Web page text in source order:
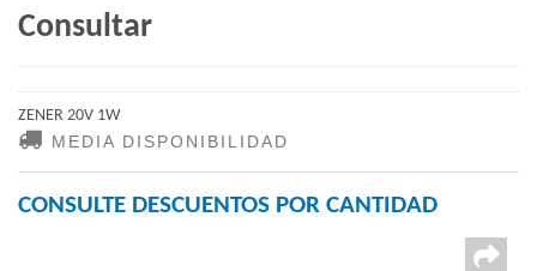
Consultar
ZENER 20V 1W
MEDIA DISPONIBILIDAD
CONSULTE DESCUENTOS POR CANTIDAD